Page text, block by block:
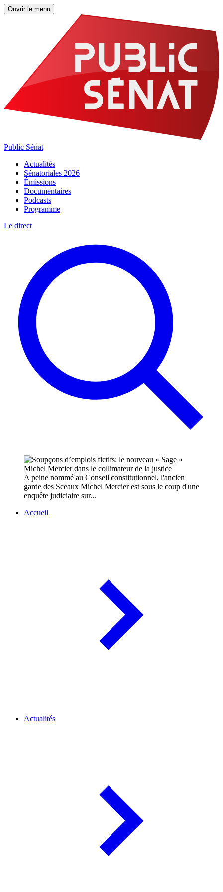
Ouvrir le menu
Public Sénat
Actualités
Sénatoriales 2026
Émissions
Documentaires
Podcasts
Programme
Le direct
A peine nommé au Conseil constitutionnel, l'ancien
garde des Sceaux Michel Mercier est sous le coup d'une
enquête judiciaire sur...
Accueil
Actualités